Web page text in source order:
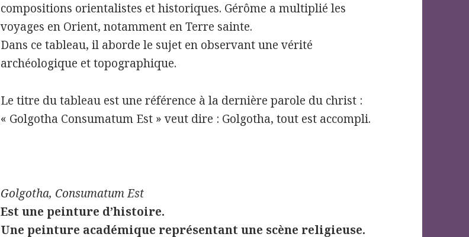
compositions orientalistes et historiques. Gérôme a multiplié les
voyages en Orient, notamment en Terre sainte.
Dans ce tableau, il aborde le sujet en observant une vérité
archéologique et topographique.
Le titre du tableau est une référence à la dernière parole du christ :
« Golgotha Consumatum Est » veut dire : Golgotha, tout est accompli.
Golgotha, Consumatum Est
Est une peinture d’histoire.
Une peinture académique représentant une scène religieuse.